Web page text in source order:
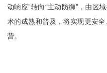
动响应”转向“主动防御”，由区
术的成熟和普及，将实现更安
营。